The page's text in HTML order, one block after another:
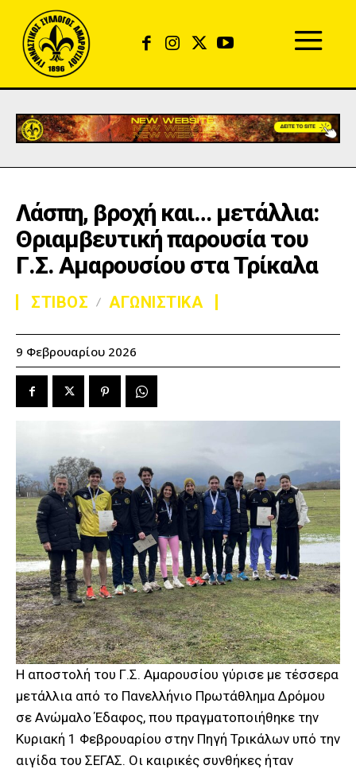
Λάσπη, βροχή και… μετάλλια:
Θριαμβευτική παρουσία του
Γ.Σ. Αμαρουσίου στα Τρίκαλα
ΣΤΙΒΟΣ ΑΓΩΝΙΣΤΙΚΑ
9 Φεβρουαρίου 2026
Η αποστολή του Γ.Σ. Αμαρουσίου γύρισε με τέσσερα
μετάλλια από το Πανελλήνιο Πρωτάθλημα Δρόμου
σε Ανώμαλο Έδαφος, που πραγματοποιήθηκε την
Κυριακή 1 Φεβρουαρίου στην Πηγή Τρικάλων υπό την
αιγίδα του ΣΕΓΑΣ. Οι καιρικές συνθήκες ήταν